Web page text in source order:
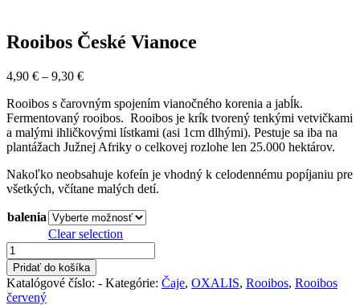
Rooibos České Vianoce
4,90 € – 9,30 €Price
4,90 €
through
9,30 €
Rooibos s čarovným spojením vianočného korenia a jabĺk.
Fermentovaný rooibos. Rooibos je krík tvorený tenkými vetvičkami
a malými ihličkovými lístkami (asi 1cm dlhými). Pestuje sa iba na
plantážach Južnej Afriky o celkovej rozlohe len 25.000 hektárov.
Nakoľko neobsahuje kofeín je vhodný k celodennému popíjaniu pre
všetkých, včítane malých detí.
balenia
Clear selection
množstvo
Rooibos
České
Vianoce
Pridať do košíka
Katalógové číslo: - Kategórie: Čaje, OXALIS, Rooibos, Rooibos
červený